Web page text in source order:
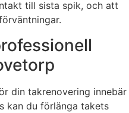
till sista spik, och att
din takrenovering innebär
kan du förlänga takets